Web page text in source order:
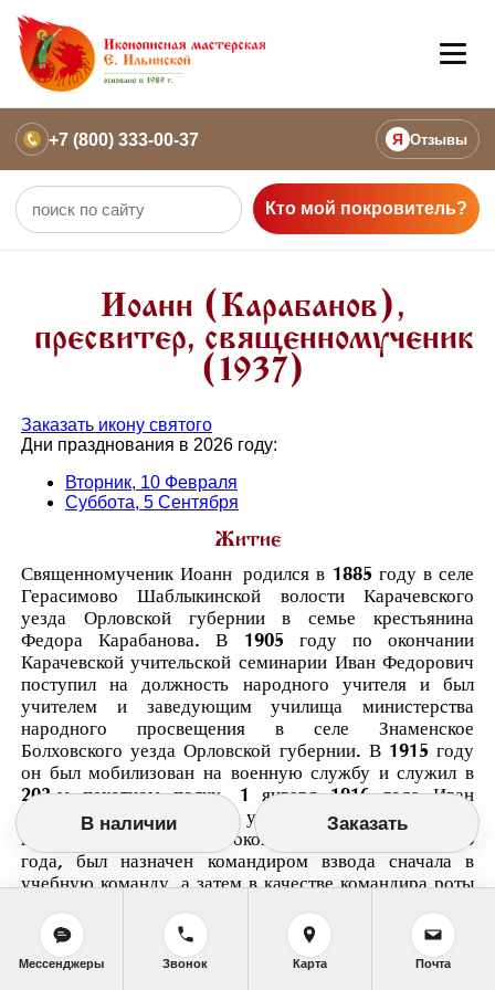
+7 (800) 333-00-37 Я Отзывы
Кто мой покровитель?
Иоанн (Карабанов),
пресвитер, священномученик
(1937)
Заказать икону святого
Дни празднования в 2026 году:
Вторник, 10 Февраля
Суббота, 5 Сентября
Житие
Священномученик Иоанн родился в 1885 году в селе
Герасимово Шаблыкинской волости Карачевского
уезда Орловской губернии в семье крестьянина
Федора Карабанова. В 1905 году по окончании
Карачевской учительской семинарии Иван Федорович
поступил на должность народного учителя и был
учителем и заведующим училища министерства
народного просвещения в селе Знаменское
Болховского уезда Орловской губернии. В 1915 году
он был мобилизован на военную службу и служил в
203-м пехотном полку. 1 января 1916 года Иван
Федорович был отправлен учиться в Александровское
военное училище и по окончании его, 1 мая 1916
года, был назначен командиром взвода сначала в
учебную команду, а затем в качестве командира роты
Двинск.
Демобилизовавшись в 1917 году, он вернулся домой
В наличии Заказать
Мессенджеры Звонок Карта Почта